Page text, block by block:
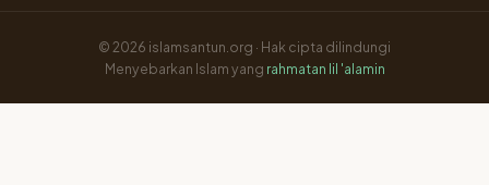
© 2026 islamsantun.org · Hak cipta dilindungi
Menyebarkan Islam yang rahmatan lil 'alamin